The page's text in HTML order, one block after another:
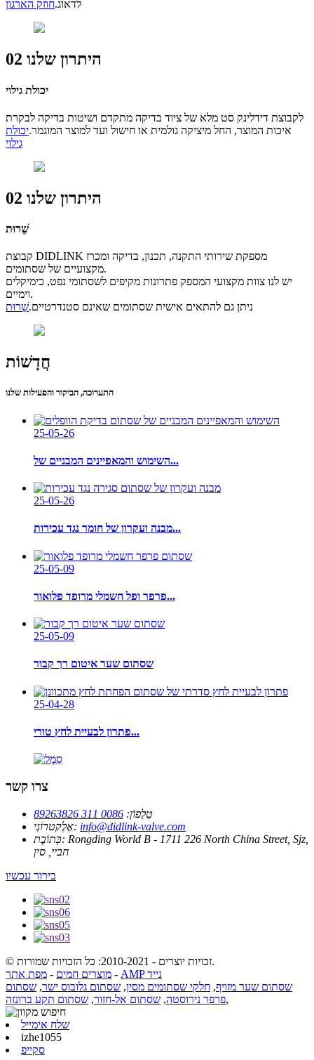
לדאוג.חוזק הארגון
היתרון שלנו 02
יכולת גילוי
לקבוצת דידלינק סט מלא של ציוד בדיקה מתקדם ושיטות בדיקה לבקרת
איכות המוצר, החל מיציקה גולמית או חישול ועד למוצר המוגמר.יכולת
גילוי
היתרון שלנו 02
שֵׁרוּת
קבוצת DIDLINK מספקת שירותי התקנה, תכנון, בדיקה ומכרז
מקצועיים של שסתומים.
יש לנו צוות מקצועי המספק פתרונות מקיפים לשסתומי נפט, כימיקלים
וימיים.
ניתן גם להתאים אישית שסתומים שאינם סטנדרטיים.שֵׁרוּת
חֲדָשׁוֹת
התערוכה, הביקור והפעילות שלנו
25-05-26
השימוש והמאפיינים המבניים של...
25-05-26
מבנה ועקרון של חומר נגד עכירות...
25-05-09
פרפר ופל חשמלי מרופד פלואור...
25-05-09
שסתום שער איטום רך קבור
25-04-28
פתרון לבעיית לחץ טורי...
צרו קשר
טֵלֵפוֹן: 0086 311 89263826
אֶלֶקטרוֹנִי: info@didlink-valve.com
כְּתוֹבֶת: Rongding World B - 1711 226 North China Street, Sjz,
חביי, סין
בירור עכשיו
© זכויות יוצרים - 2010-2021: כל הזכויות שמורות.
מוצרים חמים - מפת אתר -
AMP נייד
שסתום שער מזויף, חלקי שסתומים מסין, שסתום גלובוס ישר, שסתום
פרפר נירוסטה, שסתום אל-חזור, שסתום תקע ברונזה ,
שלח אימייל
izhe1055
סקייפ